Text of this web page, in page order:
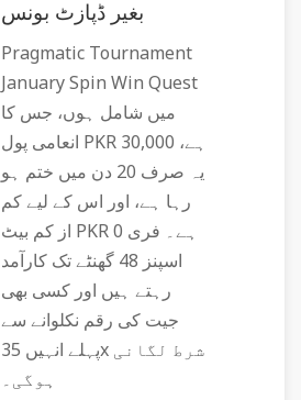
بغیر ڈپازٹ بونس
Pragmatic Tournament
January Spin Win Quest
میں شامل ہوں، جس کا
انعامی پول PKR 30,000 ہے،
یہ صرف 20 دن میں ختم ہو
رہا ہے، اور اس کے لیے کم
از کم بیٹ PKR 0 ہے۔ فری
اسپنز 48 گھنٹے تک کارآمد
رہتے ہیں اور کسی بھی
جیت کی رقم نکلوانے سے
پہلے انہیں 35x شرط لگانی
ہوگی۔